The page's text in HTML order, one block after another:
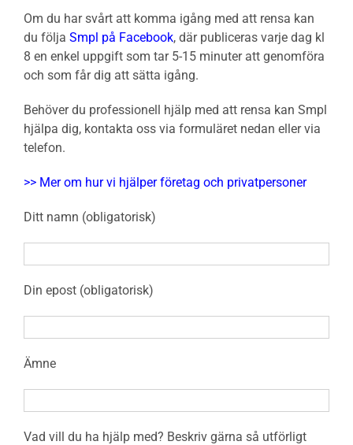
Om du har svårt att komma igång med att rensa kan
du följa Smpl på Facebook, där publiceras varje dag kl
8 en enkel uppgift som tar 5-15 minuter att genomföra
och som får dig att sätta igång.
Behöver du professionell hjälp med att rensa kan Smpl
hjälpa dig, kontakta oss via formuläret nedan eller via
telefon.
>> Mer om hur vi hjälper företag och privatpersoner
Ditt namn (obligatorisk)
Din epost (obligatorisk)
Ämne
Vad vill du ha hjälp med? Beskriv gärna så utförligt